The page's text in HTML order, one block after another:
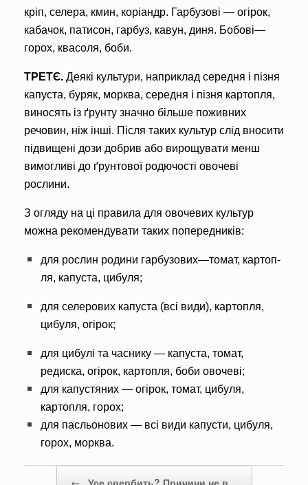
кріп, селера, кмин, коріандр. Гарбузові — огірок,
кабачок, пати­сон, гарбуз, кавун, диня. Бобові—
горох, квасоля, боби.
ТРЕТЄ. Деякі культури, наприклад середня і пізня
капуста, буряк, морква, середня і пізня картоп­ля,
виносять із ґрунту значно більше поживних
речовин, ніж інші. Після таких культур слід вноси­ти
підвищені дози добрив або вирощувати менш
вимогливі до ґрунтової родючості овочеві
рослини.
З огляду на ці правила для овоче­вих культур
можна рекомендувати таких попередників:
для рослин родини гарбузових—томат, картоп­
ля, капуста, цибуля;
для селерових капуста (всі види), картоп­ля,
цибуля, огірок;
для цибулі та часни­ку — капуста, томат,
редиска, огірок, картопля, боби овочеві;
для капустяних — огірок, томат, цибу­ля,
картопля, горох;
для пасльонових — всі види капусти, цибуля,
горох, морква.
← Усе свербить? Причини не в…